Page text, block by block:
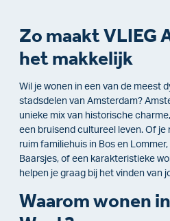
Zo maakt VLIEG
het makkelijk
Wil je wonen in een van de meest
stadsdelen van Amsterdam?
unieke mix van historische
een bruisend cultureel leven. Of je
ruim familiehuis in Bos en
Baarsjes, of een karakteristieke
helpen je graag bij het vinden van
Waarom wonen